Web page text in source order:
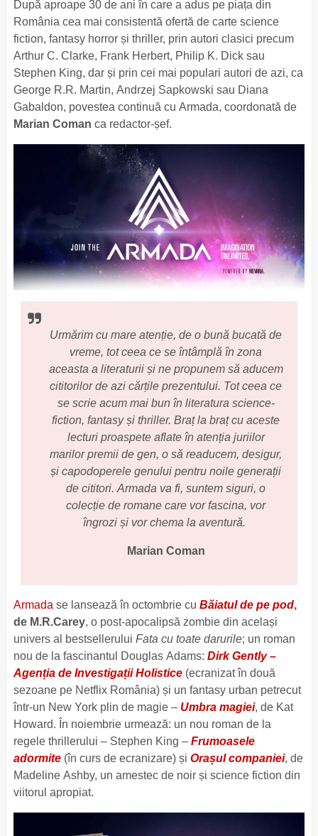
După aproape 30 de ani în care a adus pe piața din
România cea mai consistentă ofertă de carte science
fiction, fantasy horror și thriller, prin autori clasici precum
Arthur C. Clarke, Frank Herbert, Philip K. Dick sau
Stephen King, dar și prin cei mai populari autori de azi, ca
George R.R. Martin, Andrzej Sapkowski sau Diana
Gabaldon, povestea continuă cu Armada, coordonată de
Marian Coman ca redactor-șef.
Urmărim cu mare atenție, de o bună bucată de
vreme, tot ceea ce se întâmplă în zona
aceasta a literaturii și ne propunem să aducem
cititorilor de azi cărțile prezentului. Tot ceea ce
se scrie acum mai bun în literatura science-
fiction, fantasy și thriller. Braț la braț cu aceste
lecturi proaspete aflate în atenția juriilor
marilor premii de gen, o să readucem, desigur,
și capodoperele genului pentru noile generații
de cititori. Armada va fi, suntem siguri, o
colecție de romane care vor fascina, vor
îngrozi și vor chema la aventură.
Marian Coman
Armada se lansează în octombrie cu Băiatul de pe pod,
de M.R.Carey, o post-apocalipsă zombie din același
univers al bestsellerului Fata cu toate darurile; un roman
nou de la fascinantul Douglas Adams: Dirk Gently –
Agenția de Investigații Holistice(ecranizat în două
sezoane pe Netflix România) și un fantasy urban petrecut
într-un New York plin de magie – Umbra magiei, de Kat
Howard. În noiembrie urmează: un nou roman de la
regele thrillerului – Stephen King – Frumoasele
adormite(în curs de ecranizare) și Orașul companiei, de
Madeline Ashby, un amestec de noir și science fiction din
viitorul apropiat.